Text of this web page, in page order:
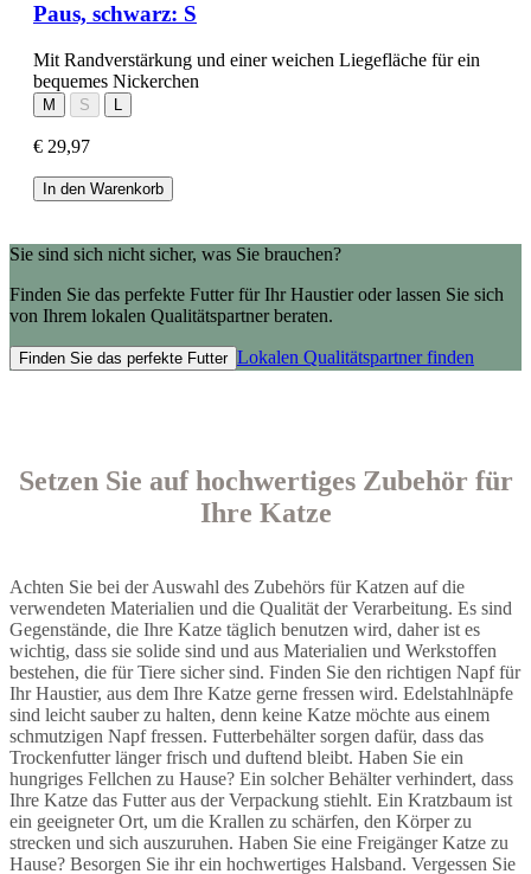
Paus, schwarz: S
Mit Randverstärkung und einer weichen Liegefläche für ein
bequemes Nickerchen
M S L
€ 29,97
In den Warenkorb
Sie sind sich nicht sicher, was Sie brauchen?
Finden Sie das perfekte Futter für Ihr Haustier oder lassen Sie sich
von Ihrem lokalen Qualitätspartner beraten.
Finden Sie das perfekte Futter Lokalen Qualitätspartner finden
Setzen Sie auf hochwertiges Zubehör für
Ihre Katze
Achten Sie bei der Auswahl des Zubehörs für Katzen auf die
verwendeten Materialien und die Qualität der Verarbeitung. Es sind
Gegenstände, die Ihre Katze täglich benutzen wird, daher ist es
wichtig, dass sie solide sind und aus Materialien und Werkstoffen
bestehen, die für Tiere sicher sind. Finden Sie den richtigen Napf für
Ihr Haustier, aus dem Ihre Katze gerne fressen wird. Edelstahlnäpfe
sind leicht sauber zu halten, denn keine Katze möchte aus einem
schmutzigen Napf fressen. Futterbehälter sorgen dafür, dass das
Trockenfutter länger frisch und duftend bleibt. Haben Sie ein
hungriges Fellchen zu Hause? Ein solcher Behälter verhindert, dass
Ihre Katze das Futter aus der Verpackung stiehlt. Ein Kratzbaum ist
ein geeigneter Ort, um die Krallen zu schärfen, den Körper zu
strecken und sich auszuruhen. Haben Sie eine Freigänger Katze zu
Hause? Besorgen Sie ihr ein hochwertiges Halsband. Vergessen Sie